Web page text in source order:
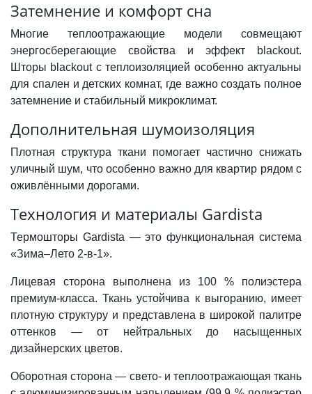
Затемнение и комфорт сна
Многие теплоотражающие модели совмещают
энергосберегающие свойства и эффект blackout.
Шторы blackoutс теплоизоляцией особенно актуальны
для спален и детских комнат, где важно создать полное
затемнение и стабильный микроклимат.
Дополнительная шумоизоляция
Плотная структура ткани помогает частично снижать
уличный шум, что особенно важно для квартир рядом с
оживлёнными дорогами.
Технология и материалы Gardista
Термошторы Gardista — это функциональная система
«Зима–Лето 2-в-1».
Лицевая сторона выполнена из 100 % полиэстера
премиум-класса. Ткань устойчива к выгоранию, имеет
плотную структуру и представлена в широкой палитре
оттенков — от нейтральных до насыщенных
дизайнерских цветов.
Оборотная сторона — свето- и теплоотражающая ткань